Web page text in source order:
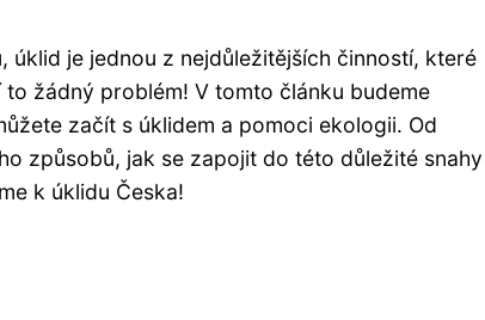
je jednou z nejdůležitějších činností, které
žádný problém! V tomto článku budeme
začít s úklidem a pomoci ekologii. Od
způsobů, jak se zapojit do této důležité
k úklidu Česka!